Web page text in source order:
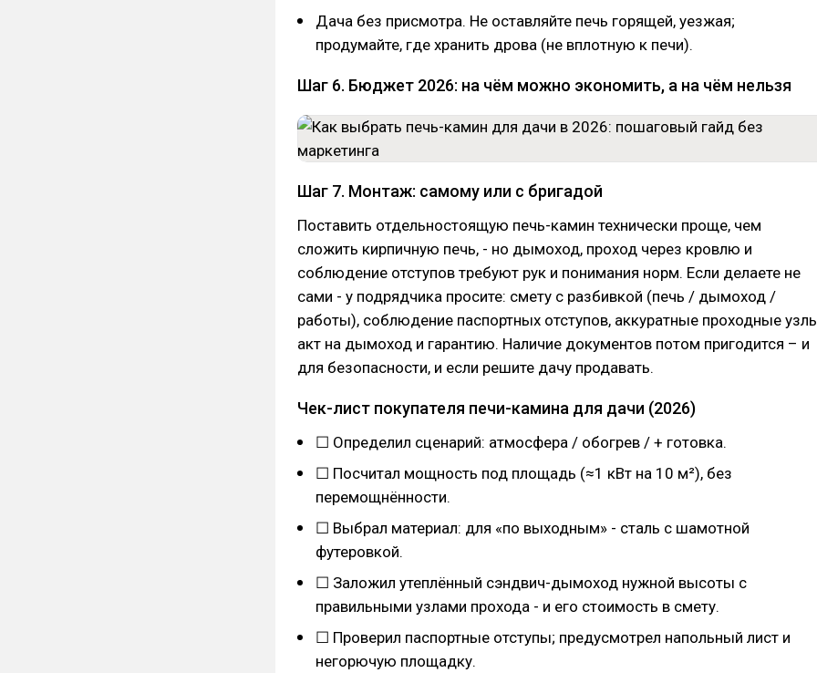
Дача без присмотра. Не оставляйте печь горящей, уезжая;
продумайте, где хранить дрова (не вплотную к печи).
Шаг 6. Бюджет 2026: на чём можно экономить, а на чём нельзя
Шаг 7. Монтаж: самому или с бригадой
Поставить отдельностоящую печь-камин технически проще, чем
сложить кирпичную печь, - но дымоход, проход через кровлю и
соблюдение отступов требуют рук и понимания норм. Если делаете не
сами - у подрядчика просите: смету с разбивкой (печь / дымоход /
работы), соблюдение паспортных отступов, аккуратные проходные
акт на дымоход и гарантию. Наличие документов потом пригодится – и
для безопасности, и если решите дачу продавать.
Чек-лист покупателя печи-камина для дачи (2026)
☐ Определил сценарий: атмосфера / обогрев / + готовка.
☐ Посчитал мощность под площадь (≈1 кВт на 10 м²), без
перемощнённости.
☐ Выбрал материал: для «по выходным» - сталь с шамотной
футеровкой.
☐ Заложил утеплённый сэндвич-дымоход нужной высоты с
правильными узлами прохода - и его стоимость в смету.
☐ Проверил паспортные отступы; предусмотрел напольный лист и
негорючую площадку.